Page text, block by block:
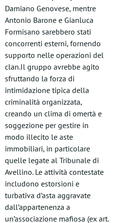
Damiano Genovese, mentre
Antonio Barone e Gianluca
Formisano sarebbero stati
concorrenti esterni, fornendo
supporto nelle operazioni del
clan.Il gruppo avrebbe agito
sfruttando la forza di
intimidazione tipica della
criminalità organizzata,
creando un clima di omertà e
soggezione per gestire in
modo illecito le aste
immobiliari, in particolare
quelle legate al Tribunale di
Avellino. Le attività contestate
includono estorsioni e
turbativa d’asta aggravate
dall’appartenenza a
un’associazione mafiosa (ex art.